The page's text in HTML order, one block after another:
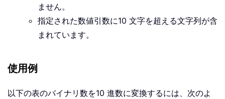
ません。
指定された数値引数に10 文字を超える文字列が含
まれています。
使用例
以下の表のバイナリ数を10 進数に変換するには、次のよ